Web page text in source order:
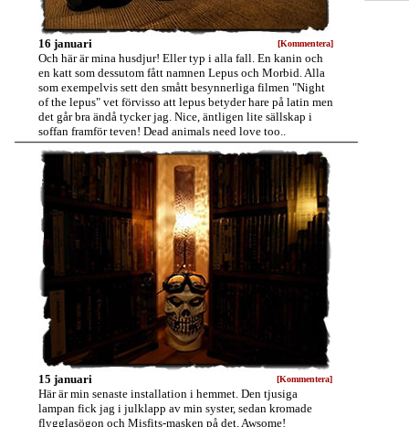
16 januari [Kommentera]
Och här är mina husdjur! Eller typ i alla fall. En kanin och
en katt som dessutom fått namnen Lepus och Morbid. Alla
som exempelvis sett den smått besynnerliga filmen "Night
of the lepus" vet förvisso att lepus betyder hare på latin men
det går bra ändå tycker jag. Nice, äntligen lite sällskap i
soffan framför teven! Dead animals need love too..
15 januari [Kommentera]
Här är min senaste installation i hemmet. Den tjusiga
lampan fick jag i julklapp av min syster, sedan kromade
flygglasögon och Misfits-masken på det. Awsome!